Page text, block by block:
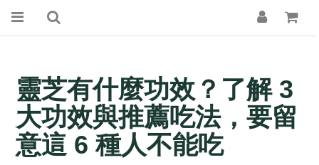
靈芝有什麼功效？了解 3
大功效與推薦吃法，要留
意這 6 種人不能吃